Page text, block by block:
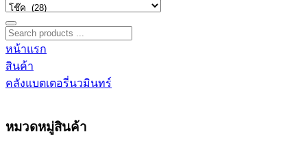
หน้าแรก
สินค้า
คลังแบตเตอรี่นวมินทร์
หมวดหมู่สินค้า